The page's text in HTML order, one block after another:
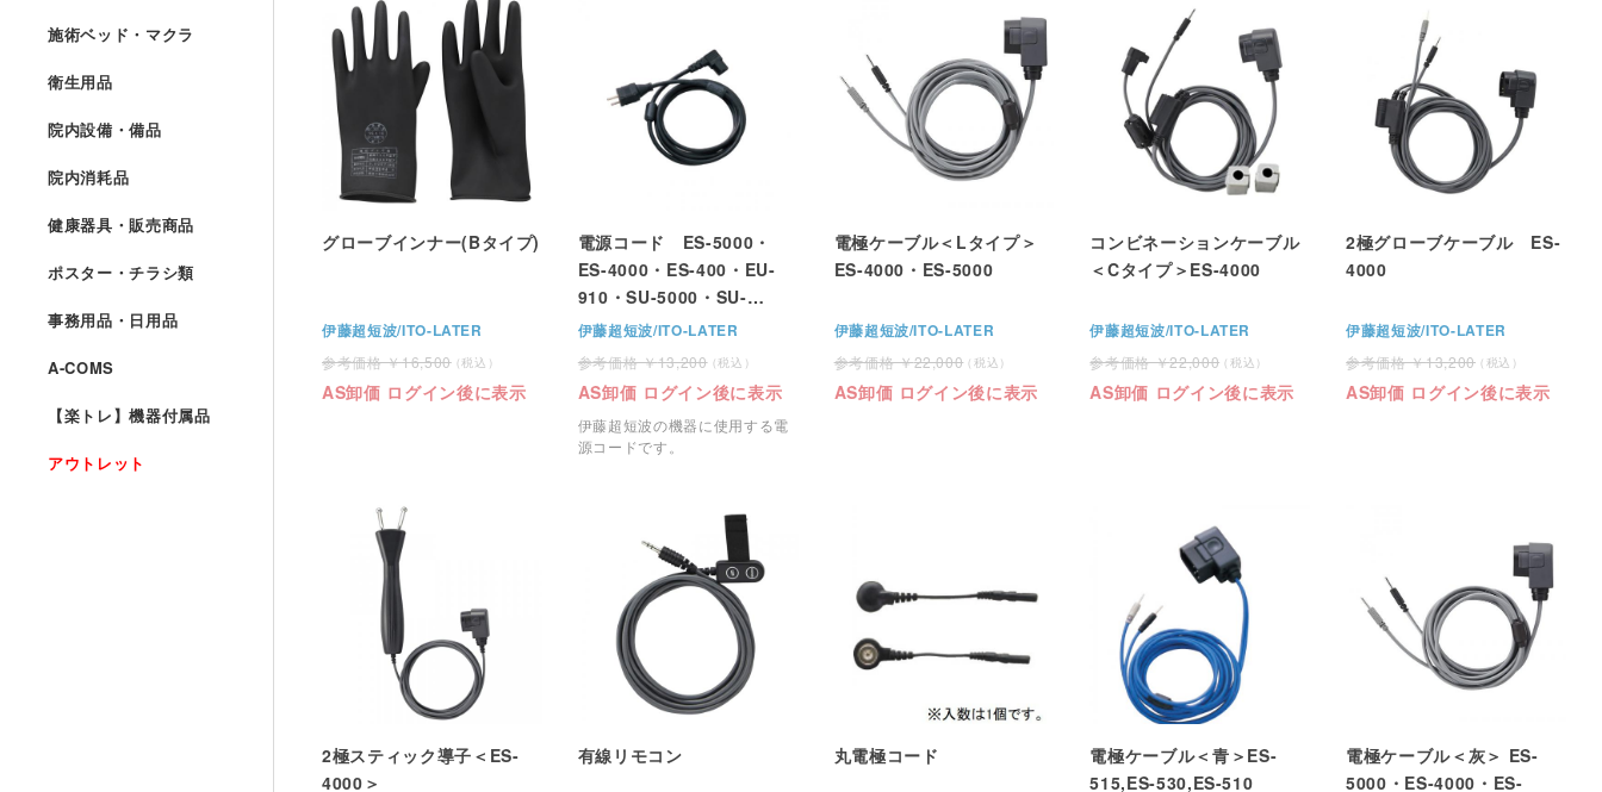
グローブインナー(Bタイプ)
伊藤超短波/ITO-LATER
16,500
AS卸価 ログイン後に表示
電源コード ES-5000・
ES-4000・ES-400・EU-
910・SU-5000・SU-
4000・UST-770・US-
711・ESTIMUS
伊藤超短波/ITO-LATER
13,200
AS卸価 ログイン後に表示
伊藤超短波の機器に使用する電
源コードです。
電極ケーブル＜Lタイプ＞
ES-4000・ES-5000
伊藤超短波/ITO-LATER
22,000
AS卸価 ログイン後に表示
コンビネーションケーブル
＜Cタイプ＞ES-4000
伊藤超短波/ITO-LATER
22,000
AS卸価 ログイン後に表示
2極グローブケーブル ES-
4000
伊藤超短波/ITO-LATER
13,200
AS卸価 ログイン後に表示
2極スティック導子＜ES-
4000＞
有線リモコン 丸電極コード
電極ケーブル＜青＞ES-
515,ES-530,ES-510
電極ケーブル＜灰＞ ES-
5000・ES-4000・ES-
施術ベッド・マクラ
衛生用品
院内設備・備品
院内消耗品
健康器具・販売商品
ポスター・チラシ類
事務用品・日用品
A-COMS
【楽トレ】機器付属品
アウトレット